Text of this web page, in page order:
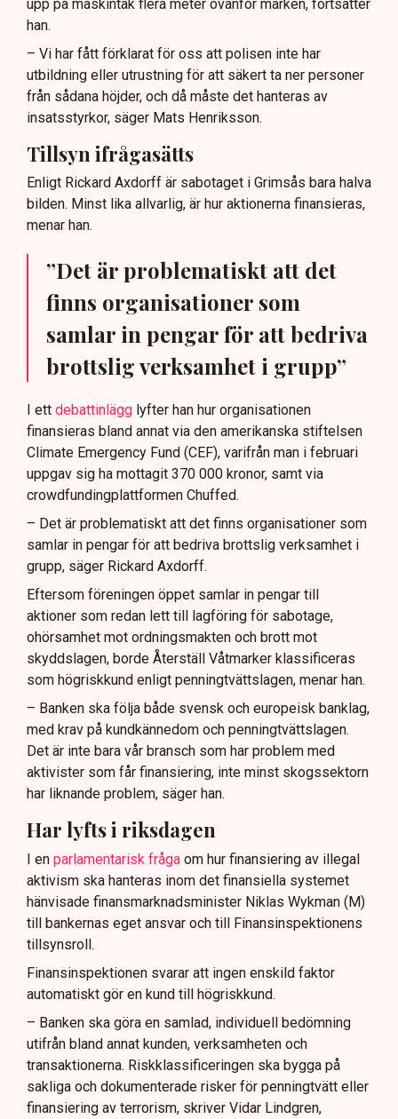
upp på maskintak flera meter ovanför marken, fortsätter
han.
– Vi har fått förklarat för oss att polisen inte har
utbildning eller utrustning för att säkert ta ner personer
från sådana höjder, och då måste det hanteras av
insatsstyrkor, säger Mats Henriksson.
Tillsyn ifrågasätts
Enligt Rickard Axdorff är sabotaget i Grimsås bara halva
bilden. Minst lika allvarlig, är hur aktionerna finansieras,
menar han.
”Det är problematiskt att det
finns organisationer som
samlar in pengar för att bedriva
brottslig verksamhet i grupp”
I ett debattinlägg lyfter han hur organisationen
finansieras bland annat via den amerikanska stiftelsen
Climate Emergency Fund (CEF), varifrån man i februari
uppgav sig ha mottagit 370 000 kronor, samt via
crowdfundingplattformen Chuffed.
– Det är problematiskt att det finns organisationer som
samlar in pengar för att bedriva brottslig verksamhet i
grupp, säger Rickard Axdorff.
Eftersom föreningen öppet samlar in pengar till
aktioner som redan lett till lagföring för sabotage,
ohörsamhet mot ordningsmakten och brott mot
skyddslagen, borde Återställ Våtmarker klassificeras
som högriskkund enligt penningtvättslagen, menar han.
– Banken ska följa både svensk och europeisk banklag,
med krav på kundkännedom och penningtvättslagen.
Det är inte bara vår bransch som har problem med
aktivister som får finansiering, inte minst skogssektorn
har liknande problem, säger han.
Har lyfts i riksdagen
I en parlamentarisk fråga om hur finansiering av illegal
aktivism ska hanteras inom det finansiella systemet
hänvisade finansmarknadsminister Niklas Wykman (M)
till bankernas eget ansvar och till Finansinspektionens
tillsynsroll.
Finansinspektionen svarar att ingen enskild faktor
automatiskt gör en kund till högriskkund.
– Banken ska göra en samlad, individuell bedömning
utifrån bland annat kunden, verksamheten och
transaktionerna. Riskklassificeringen ska bygga på
sakliga och dokumenterade risker för penningtvätt eller
finansiering av terrorism, skriver Vidar Lindgren,